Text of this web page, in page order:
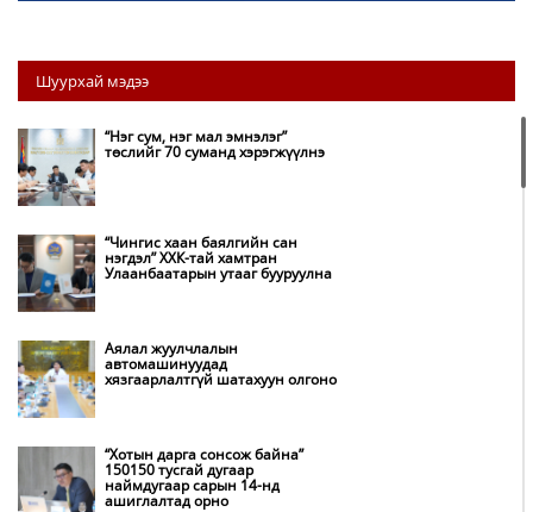
Шуурхай мэдээ
“Нэг сум, нэг мал эмнэлэг”
төслийг 70 суманд хэрэгжүүлнэ
“Чингис хаан баялгийн сан
нэгдэл” ХХК-тай хамтран
Улаанбаатарын утааг бууруулна
Аялал жуулчлалын
автомашинуудад
хязгаарлалтгүй шатахуун олгоно
“Хотын дарга сонсож байна”
150150 тусгай дугаар
наймдугаар сарын 14-нд
ашиглалтад орно